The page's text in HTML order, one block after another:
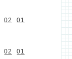
02 01
02 01